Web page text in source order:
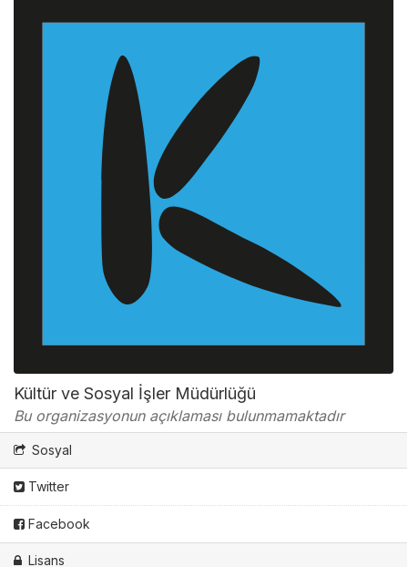
Kültür ve Sosyal İşler Müdürlüğü
Bu organizasyonun açıklaması bulunmamaktadır
Sosyal
Twitter
Facebook
Lisans